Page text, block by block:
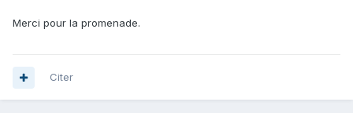
Merci pour la promenade.
Citer